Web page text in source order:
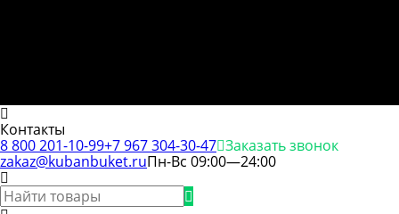
Контакты
8 800 201-10-99+7 967 304-30-47 Заказать звонок
zakaz@kubanbuket.ruПн-Вс 09:00—24:00